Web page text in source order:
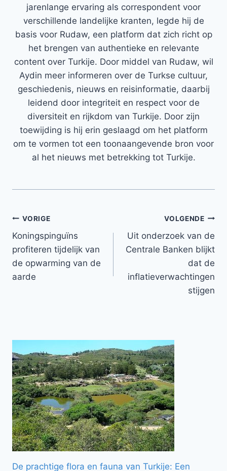
jarenlange ervaring als correspondent voor
verschillende landelijke kranten, legde hij de
basis voor Rudaw, een platform dat zich richt op
het brengen van authentieke en relevante
content over Turkije. Door middel van Rudaw, wil
Aydin meer informeren over de Turkse cultuur,
geschiedenis, nieuws en reisinformatie, daarbij
leidend door integriteit en respect voor de
diversiteit en rijkdom van Turkije. Door zijn
toewijding is hij erin geslaagd om het platform
om te vormen tot een toonaangevende bron voor
al het nieuws met betrekking tot Turkije.
Bericht
navigatie
VORIGE
Koningspinguïns
profiteren tijdelijk van
de opwarming van de
aarde
VOLGENDE
Uit onderzoek van de
Centrale Banken blijkt
dat de
inflatieverwachtingen
stijgen
De prachtige flora en fauna van Turkije: Een